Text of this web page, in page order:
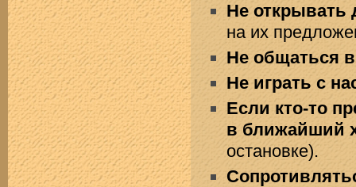
Не
на их
Не общаться
Не играть с
Если кто-то
в ближайший
остановке).